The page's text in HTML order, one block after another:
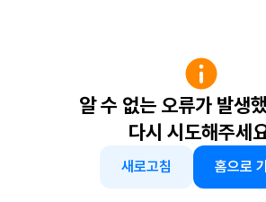
알 수 없는 오류가 발생
다시 시도해주세
새로고침 홈으로